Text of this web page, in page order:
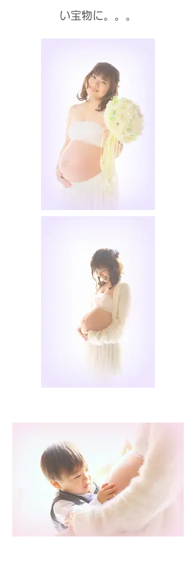
い宝物に。。。